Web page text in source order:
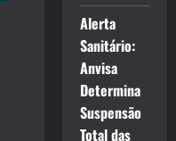
Alerta
Sanitário:
Anvisa
Determina
Suspensão
Total das